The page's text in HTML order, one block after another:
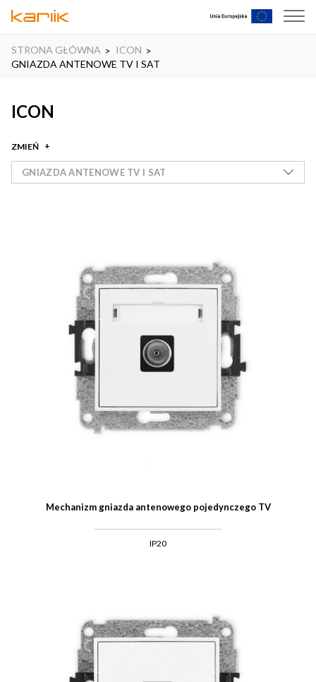
STRONA GŁÓWNA
ICON
GNIAZDA ANTENOWE TV I SAT
ICON
ZMIEŃ
GNIAZDA ANTENOWE TV I SAT
Mechanizm gniazda antenowego pojedynczego TV
IP20